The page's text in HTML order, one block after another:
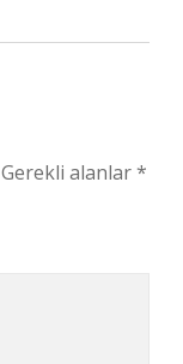
Gerekli alanlar*